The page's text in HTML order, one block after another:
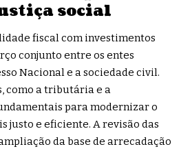
social
fiscal com investimentos
conjunto entre os entes
Nacional e a sociedade civil.
como a tributária e a
para modernizar o
justo e eficiente. A revisão das
da base de arrecadação